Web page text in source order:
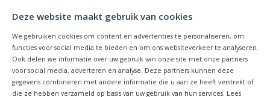
Deze website maakt gebruik van cookies
We gebruiken cookies om content en advertenties te personaliseren, om
functies voor social media te bieden en om ons websiteverkeer te analyseren.
Ook delen we informatie over uw gebruik van onze site met onze partners
voor social media, adverteren en analyse. Deze partners kunnen deze
gegevens combineren met andere informatie die u aan ze heeft verstrekt of
die ze hebben verzameld op basis van uw gebruik van hun services. Lees
Naam